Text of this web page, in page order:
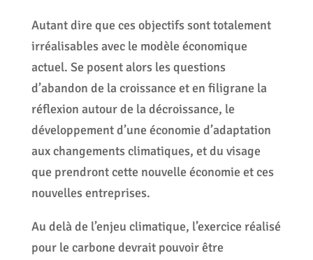
Autant dire que ces objectifs sont totalement
irréalisables avec le modèle économique
actuel. Se posent alors les questions
d’abandon de la croissance et en filigrane la
réflexion autour de la décroissance, le
développement d’une économie d’adaptation
aux changements climatiques, et du visage
que prendront cette nouvelle économie et ces
nouvelles entreprises.
Au delà de l’enjeu climatique, l’exercice réalisé
pour le carbone devrait pouvoir être